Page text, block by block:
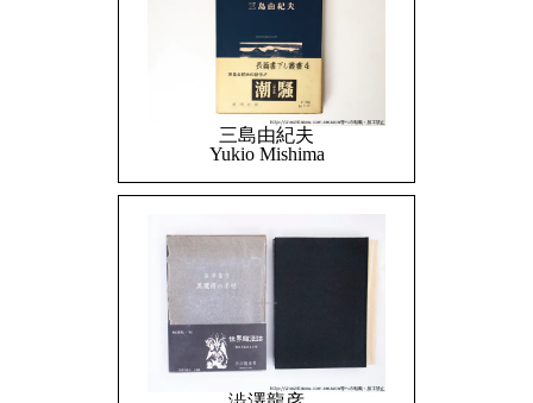
三島由紀夫
Yukio Mishima